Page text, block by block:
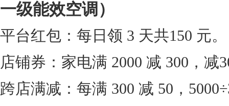
一级能效空调）
平台红包：每日领 3 天共150 元。
店铺券：家电满 2000 减 300，减
跨店满减：每满 300 减 50，